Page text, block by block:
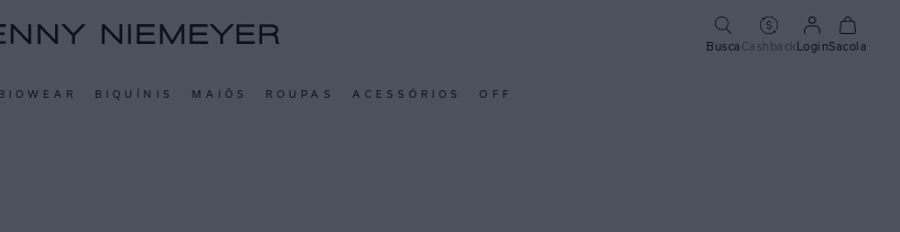
Busca CashbackLoginSacola
BIOWEAR BIQUÍNIS MAIÔS ROUPAS ACESSÓRIOS OFF